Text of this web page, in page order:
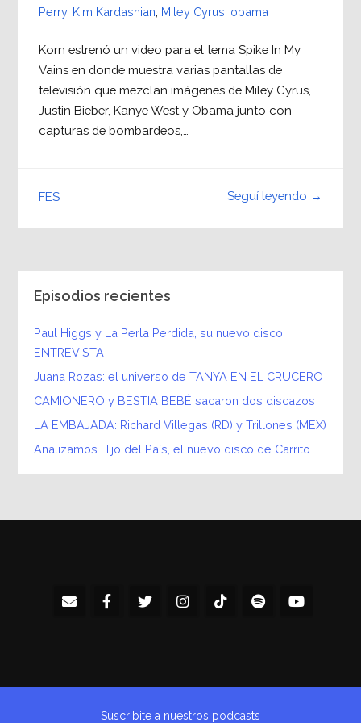
Perry, Kim Kardashian Miley Cyrus obama
Korn estrenó un video para el tema Spike In My
Vains en donde muestra varias pantallas de
televisión que mezclan imágenes de Miley Cyrus,
Justin Bieber, Kanye West y Obama junto con
capturas de bombardeos,…
Seguí leyendo →
FES
Episodios recientes
Paul Higgs y La Perla Perdida, su nuevo disco
ENTREVISTA
Juana Rozas: el universo de TANYA EN EL CRUCERO
CAMIONERO y BESTIA BEBÉ sacaron dos discazos
LA EMBAJADA: Richard Villegas (RD) y Trillones (MEX)
Analizamos Hijo del País, el nuevo disco de Carrito
Suscribite a nuestros podcasts